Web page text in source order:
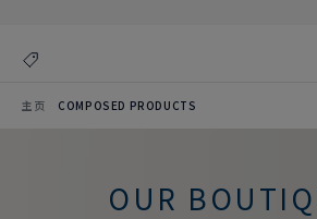
主页 COMPOSED PRODUCTS
OUR